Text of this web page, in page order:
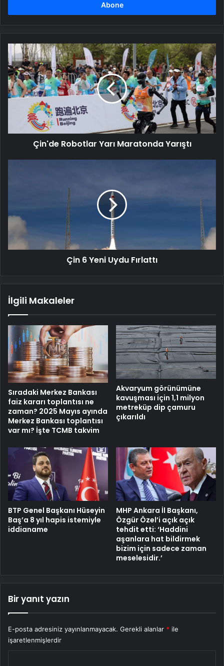
Çin'de
Robotlar
Yarı
Maratonda
Yarıştı
Çin'de Robotlar Yarı Maratonda Yarıştı
Çin 6 Yeni Uydu Fırlattı
İlgili Makaleler
Sıradaki Merkez Bankası
faiz kararı toplantısı ne
zaman? 2025 Mayıs ayında
Merkez Bankası toplantısı
var mı? İşte TCMB takvim
Akvaryum görünümüne
kavuşması için 1,1 milyon
metreküp dip çamuru
çıkarıldı
BTP Genel Başkanı Hüseyin
Baş’a 8 yıl hapis istemiyle
iddianame
MHP Ankara İl Başkanı,
Özgür Özel’i açık açık
tehdit etti: ‘Haddini
aşanlara hat bildirmek
bizim için sadece zaman
meselesidir.’
Bir yanıt yazın
E-posta adresiniz yayınlanmayacak. Gerekli alanlar * ile
işaretlenmişlerdir